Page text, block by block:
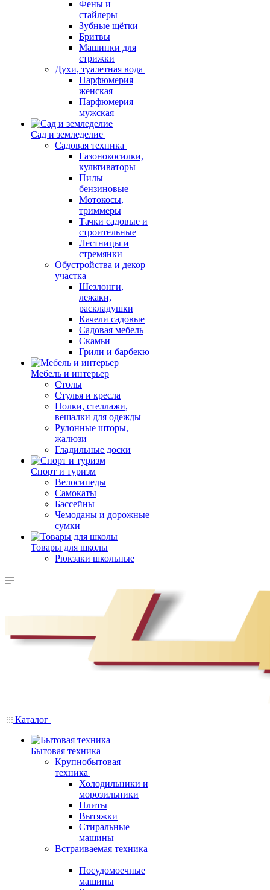
Фены и
стайлеры
Зубные щётки
Бритвы
Машинки для
стрижки
Духи, туалетная вода
Парфюмерия
женская
Парфюмерия
мужская
Сад и земледелие
Садовая техника
Газонокосилки,
культиваторы
Пилы
бензиновые
Мотокосы,
триммеры
Тачки садовые и
строительные
Лестницы и
стремянки
Обустройства и декор
участка
Шезлонги,
лежаки,
раскладушки
Качели садовые
Садовая мебель
Скамьи
Грили и барбекю
Мебель и интерьер
Столы
Стулья и кресла
Полки, стеллажи,
вешалки для одежды
Рулонные шторы,
жалюзи
Гладильные доски
Спорт и туризм
Велосипеды
Самокаты
Бассейны
Чемоданы и дорожные
сумки
Товары для школы
Рюкзаки школьные
Каталог
Бытовая техника
Крупнобытовая
техника
Холодильники и
морозильники
Плиты
Вытяжки
Стиральные
машины
Встраиваемая техника
Посудомоечные
машины